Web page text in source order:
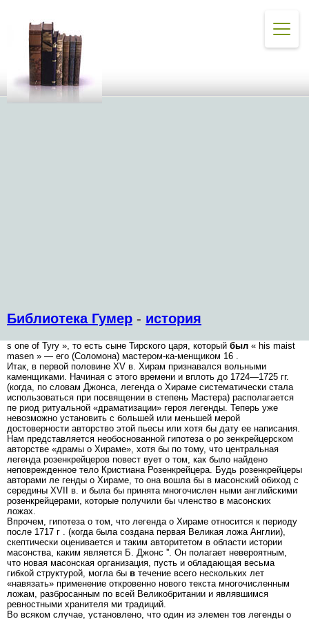
Библиотека Гумер - история
s one of Tyry », то есть сыне Тирского царя, который был « his maist
masen » — его (Соломона) мастером-ка-менщиком 16 .
Итак, в первой половине XV в. Хирам признавался вольными
каменщиками. Начиная с этого времени и вплоть до 1724—1725 гг.
(когда, по словам Джонса, легенда о Хираме систематически стала
использоваться при посвящении в степень Мастера) располагается
пе риод ритуальной «драматизации» героя легенды. Теперь уже
невозможно установить с большей или меньшей мерой
достоверности авторство этой пьесы или хотя бы дату ее написания.
Нам представляется необоснованной гипотеза о ро зенкрейцерском
авторстве «драмы о Хираме», хотя бы по тому, что центральная
легенда розенкрейцеров повест вует о том, как было найдено
неповрежденное тело Кристиана Розенкрейцера. Будь розенкрейцеры
авторами ле генды о Хираме, то она вошла бы в масонский обиход с
середины XVII в. и была бы принята многочислен ными английскими
розенкрейцерами, которые получили бы членство в масонских
ложах.
Впрочем, гипотеза о том, что легенда о Хираме относится к периоду
после 1717 г . (когда была создана первая Великая ложа Англии),
скептически оценивается и таким авторитетом в области истории
масонства, каким является Б. Джонс ''. Он полагает невероятным,
что новая масонская организация, пусть и обладающая весьма
гибкой структурой, могла бы в течение всего нескольких лет
«навязать» применение откровенно нового текста многочисленным
ложам, разбросанным по всей Великобритании и являвшимся
ревностными хранителя ми традиций.
Во всяком случае, установлено, что один из элемен тов легенды о